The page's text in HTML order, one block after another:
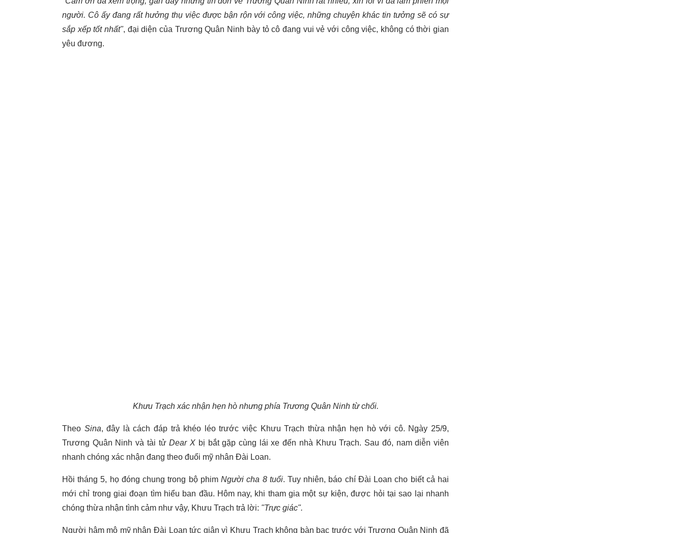
người. Cô ấy đang rất hưởng thụ việc được bận rộn với công việc, những chuyện khác tin tưởng sẽ có sự
sắp xếp tốt nhất", đại diện của Trương Quân Ninh bày tỏ cô đang vui vẻ với công việc, không có thời gian
yêu đương.
Khưu Trạch xác nhận hẹn hò nhưng phía Trương Quân Ninh từ chối.
Theo Sina, đây là cách đáp trả khéo léo trước việc Khưu Trạch thừa nhận hẹn hò với cô. Ngày 25/9,
Trương Quân Ninh và tài tửDear X bị bắt gặp cùng lái xe đến nhà Khưu Trạch. Sau đó, nam diễn viên
nhanh chóng xác nhận đang theo đuổi mỹ nhân Đài Loan.
Hồi tháng 5, họ đóng chung trong bộ phimNgười cha 8 tuổi. Tuy nhiên, báo chí Đài Loan cho biết cả hai
mới chỉ trong giai đoạn tìm hiểu ban đầu. Hôm nay, khi tham gia một sự kiện, được hỏi tại sao lại nhanh
chóng thừa nhận tình cảm như vậy, Khưu Trạch trả lời: "Trực giác".
Người hâm mộ mỹ nhân Đài Loan tức giận vì Khưu Trạch không bàn bạc trước với Trương Quân Ninh đã